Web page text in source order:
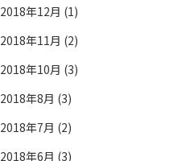
2018年12月 (1)
2018年11月 (2)
2018年10月 (3)
2018年8月 (3)
2018年7月 (2)
2018年6月 (3)